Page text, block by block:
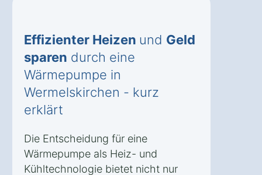
Effizienter Heizen und Geld
sparen durch eine
Wärmepumpe in
Wermelskirchen - kurz
erklärt
Die Entscheidung für eine
Wärmepumpe als Heiz- und
Kühltechnologie bietet nicht nur